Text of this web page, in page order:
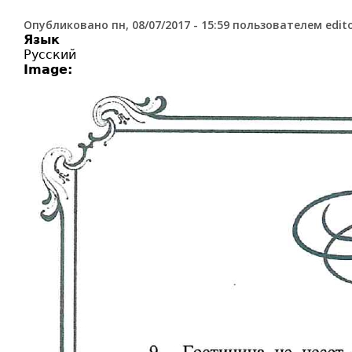
Опубликовано пн, 08/07/2017 - 15:59 пользователем
Язык
Русский
Image: